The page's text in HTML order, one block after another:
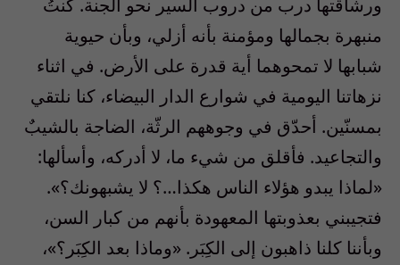
ورشاقتها درب من دروب السير نحو الجنة. كنتُ
منبهرة بجمالها ومؤمنة بأنه أزلي، وبأن حيوية
شبابها لا تمحوهما أية قدرة على الأرض. في اثناء
نزهاتنا اليومية في شوارع الدار البيضاء، كنا نلتقي
بمسنّين. أحدّق في وجوههم الرثّة، الضاجة بالشيبٌ
والتجاعيد. فأقلق من شيء ما، لا أدركه، وأسألها:
«لماذا يبدو هؤلاء الناس هكذا…؟ لا يشبهونك؟».
فتجيبني بعذوبتها المعهودة بأنهم من كبار السن،
وبأننا كلنا ذاهبون إلى الكِبَر. «وماذا بعد الكِبَر؟»،